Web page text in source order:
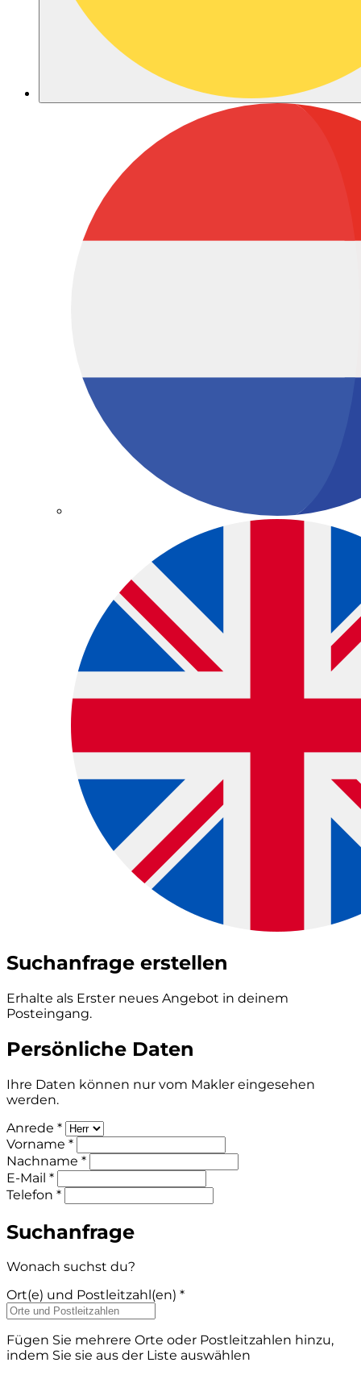
Suchanfrage erstellen
Erhalte als Erster neues Angebot in deinem
Posteingang.
Persönliche Daten
Ihre Daten können nur vom Makler eingesehen
werden.
Anrede *
Vorname *
Nachname *
E-Mail *
Telefon *
Suchanfrage
Wonach suchst du?
Ort(e) und Postleitzahl(en) *
Fügen Sie mehrere Orte oder Postleitzahlen hinzu,
indem Sie sie aus der Liste auswählen